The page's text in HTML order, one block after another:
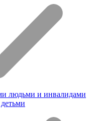
людьми и инвалидами